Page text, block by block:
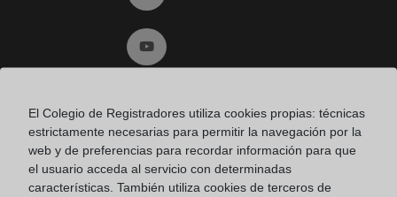
Ir a YouTube (abre en ventana nueva)
Ir a Linkedin (abre en ventana nueva)
El Colegio de Registradores utiliza cookies propias: técnicas
estrictamente necesarias para permitir la navegación por la
web y de preferencias para recordar información para que
el usuario acceda al servicio con determinadas
características. También utiliza cookies de terceros de